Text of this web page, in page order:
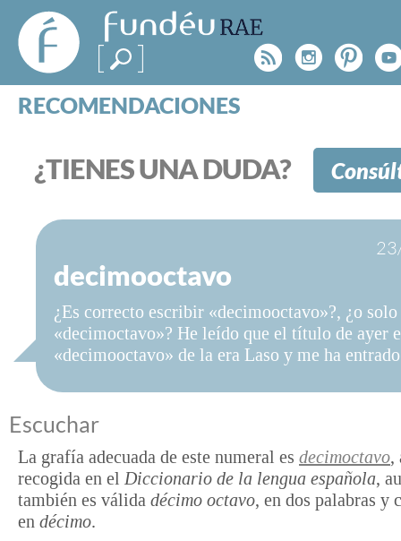
FundéuRAE
- Fundación
del Español
Urgente
Rss
RECOMENDACIONES
CATEGORÍAS
ESPECIALES
BLOG
NOTICIAS
SOBRE LA FUNDÉURAE
FundéuRAE es una fundación patrocinada por la
y la Real Academia Española, cuyo objetivo es
el buen uso del español en los medios de
Internet.
¿TIENES UNA DUDA?
decimooctavo
¿Es correcto escribir «decimooctavo»?, ¿o
«decimoctavo»? He leído que el título de ayer
«decimooctavo» de la era Laso y me ha
Escuchar
La grafía adecuada de este numeral es decimoctavo,
recogida en el Diccionario de la lengua española,
también es válida décimo octavo, en dos palabras y
en décimo.